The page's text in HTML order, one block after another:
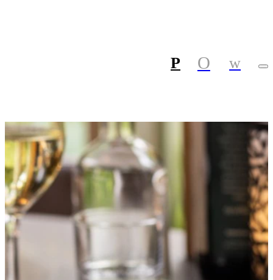
Privacy opties
Dankzij cookies hoeft u niet steeds
dezelfde informatie in te voeren